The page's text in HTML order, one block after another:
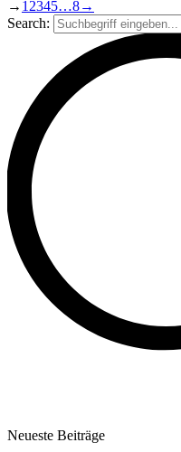
→ 1 2345…8→
Search:
Neueste Beiträge